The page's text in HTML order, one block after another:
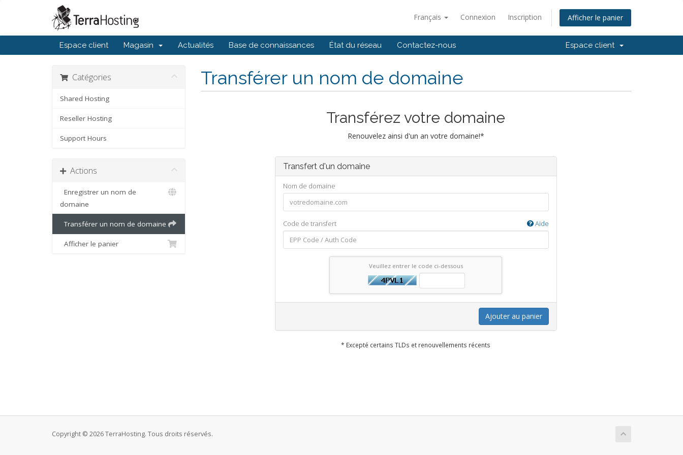
Français Connexion Inscription Afficher le panier
Espace client Magasin Actualités Base de connaissances État du réseau Contactez-nous Espace client
Transférer un nom de domaine
Catégories
Shared Hosting
Reseller Hosting
Support Hours
Actions
Enregistrer un nom de
domaine
Transférer un nom de domaine
Afficher le panier
Transférez votre domaine
Renouvelez ainsi d'un an votre domaine!*
Transfert d'un domaine
Nom de domaine
Code de transfert Aide
Veuillez entrer le code ci-dessous
Ajouter au panier
* Excepté certains TLDs et renouvellements récents
Copyright © 2026 TerraHosting. Tous droits réservés.